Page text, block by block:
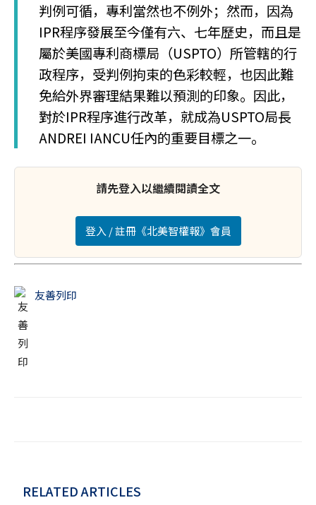
判例可循，專利當然也不例外；然而，因為
IPR程序發展至今僅有六、七年歷史，而且是
屬於美國專利商標局（USPTO）所管轄的行
政程序，受判例拘束的色彩較輕，也因此難
免給外界審理結果難以預測的印象。因此，
對於IPR程序進行改革，就成為USPTO局長
ANDREI IANCU任內的重要目標之一。
請先登入以繼續閱讀全文
登入 / 註冊《北美智權報》會員
友善列印
RELATED ARTICLES